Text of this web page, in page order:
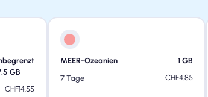
GB
CHF14.55
MEER-Ozeanien 1 GB
7 Tage
CHF4.85